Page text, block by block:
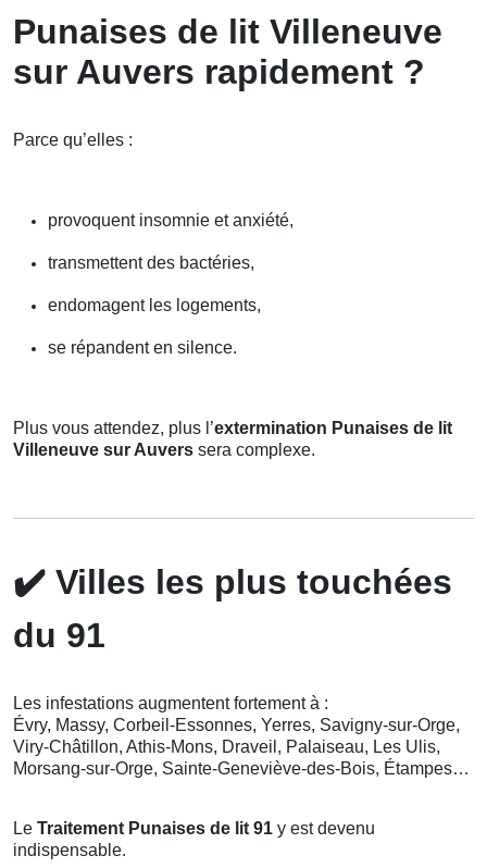
Punaises de lit Villeneuve
sur Auvers rapidement ?
Parce qu’elles :
provoquent insomnie et anxiété,
transmettent des bactéries,
endomagent les logements,
se répandent en silence.
Plus vous attendez, plus l’extermination Punaises de lit
Villeneuve sur Auvers sera complexe.
✔️ Villes les plus touchées
du 91
Les infestations augmentent fortement à :
Évry, Massy, Corbeil-Essonnes, Yerres, Savigny-sur-Orge,
Viry-Châtillon, Athis-Mons, Draveil, Palaiseau, Les Ulis,
Morsang-sur-Orge, Sainte-Geneviève-des-Bois, Étampes…
Le Traitement Punaises de lit 91 y est devenu
indispensable.